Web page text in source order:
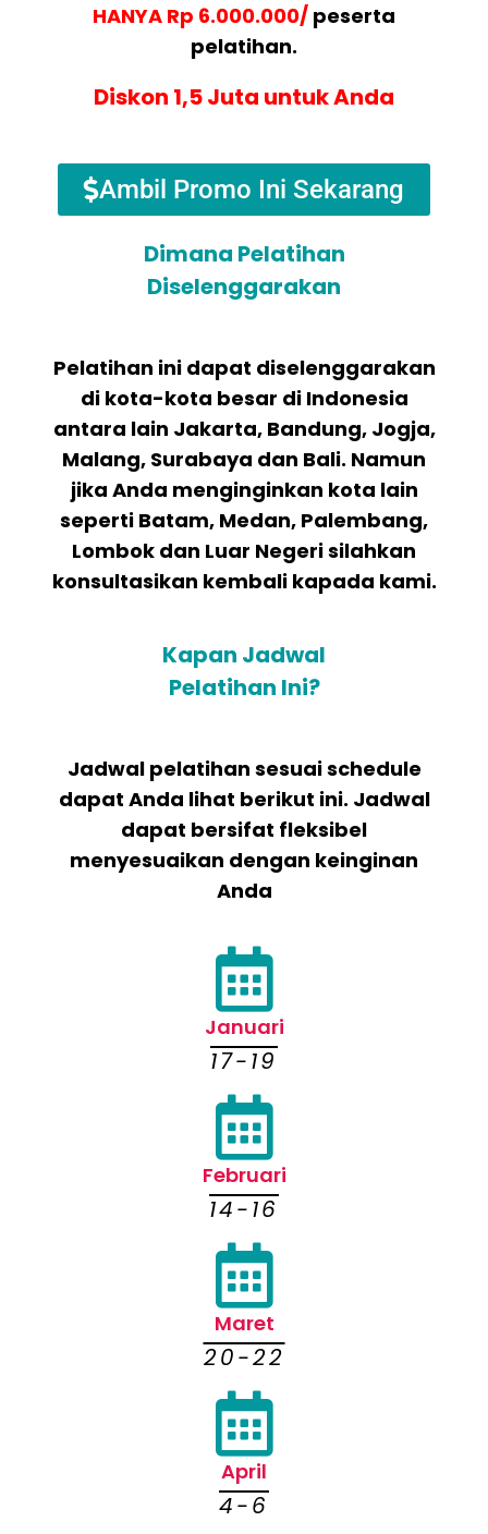
HANYA Rp 6.000.000/ peserta
pelatihan.
Diskon 1,5 Juta untuk Anda
Ambil Promo Ini Sekarang
Dimana Pelatihan
Diselenggarakan
Pelatihan ini dapat diselenggarakan
di kota-kota besar di Indonesia
antara lain Jakarta, Bandung, Jogja,
Malang, Surabaya dan Bali. Namun
jika Anda menginginkan kota lain
seperti Batam, Medan, Palembang,
Lombok dan Luar Negeri silahkan
konsultasikan kembali kapada kami.
Kapan Jadwal
Pelatihan Ini?
Jadwal pelatihan sesuai schedule
dapat Anda lihat berikut ini. Jadwal
dapat bersifat fleksibel
menyesuaikan dengan keinginan
Anda
Januari
17-19
Februari
14-16
Maret
20-22
April
4-6